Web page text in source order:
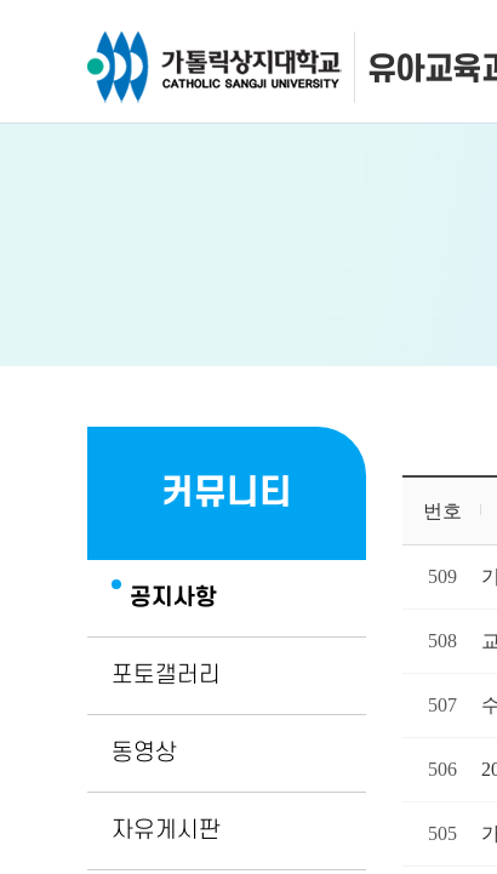
유아교육
커뮤니티
공지사항
포토갤러리
동영상
자유게시판
번호
509
508
507
506
505